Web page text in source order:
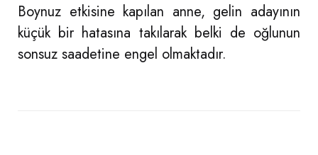
Boynuz etkisine kapılan anne, gelin adayının
küçük bir hatasına takılarak belki de oğlunun
sonsuz saadetine engel olmaktadır.